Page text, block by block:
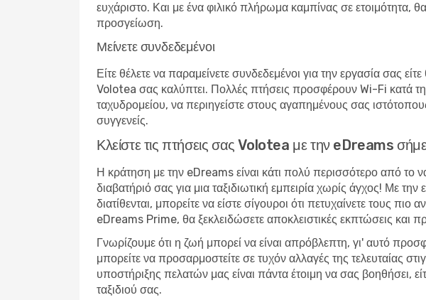
ευχάριστο. Και με ένα φιλικό πλήρωμα καμπίνας σε ετοιμότητα,
προσγείωση.
Μείνετε συνδεδεμένοι
Είτε θέλετε να παραμείνετε συνδεδεμένοι για την εργασία σας
Volotea σας καλύπτει. Πολλές πτήσεις προσφέρουν Wi-Fi κατά
ταχυδρομείου, να περιηγείστε στους αγαπημένους σας
συγγενείς.
Κλείστε τις πτήσεις σας Volotea με την eDreams
Η κράτηση με την eDreams είναι κάτι πολύ περισσότερο από το
διαβατήριό σας για μια ταξιδιωτική εμπειρία χωρίς άγχος! Με
διατίθενται, μπορείτε να είστε σίγουροι ότι πετυχαίνετε τους
eDreams Prime, θα ξεκλειδώσετε αποκλειστικές εκπτώσεις και
Γνωρίζουμε ότι η ζωή μπορεί να είναι απρόβλεπτη, γι' αυτό
μπορείτε να προσαρμοστείτε σε τυχόν αλλαγές της τελευταίας
υποστήριξης πελατών μας είναι πάντα έτοιμη να σας βοηθήσει,
ταξιδιού σας.